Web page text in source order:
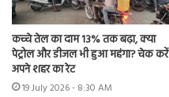
कच्चे तेल का दाम 13% तक बढ़ा, क्या
पेट्रोल और डीजल भी हुआ महंगा? चेक करें
अपने शहर का रेट
19 July 2026 - 8:30 AM